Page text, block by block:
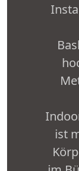
ist